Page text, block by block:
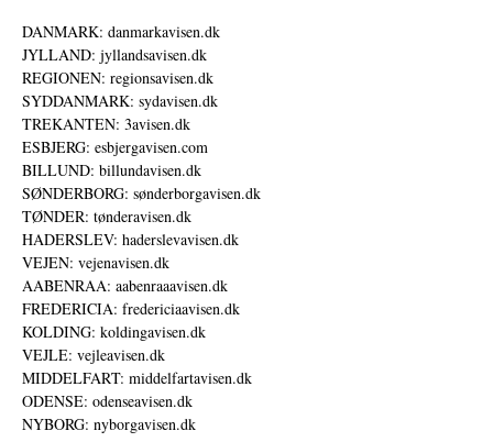
DANMARK: danmarkavisen.dk
JYLLAND: jyllandsavisen.dk
REGIONEN: regionsavisen.dk
SYDDANMARK: sydavisen.dk
TREKANTEN: 3avisen.dk
ESBJERG: esbjergavisen.com
BILLUND: billundavisen.dk
SØNDERBORG: sønderborgavisen.dk
TØNDER: tønderavisen.dk
HADERSLEV: haderslevavisen.dk
VEJEN: vejenavisen.dk
AABENRAA: aabenraaavisen.dk
FREDERICIA: fredericiaavisen.dk
KOLDING: koldingavisen.dk
VEJLE: vejleavisen.dk
MIDDELFART: middelfartavisen.dk
ODENSE: odenseavisen.dk
NYBORG: nyborgavisen.dk